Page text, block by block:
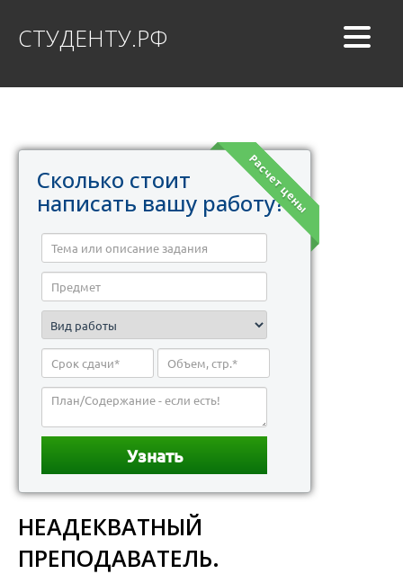
СТУДЕНТУ.РФ
Расчет цены
Сколько стоит
написать вашу работу?
НЕАДЕКВАТНЫЙ
ПРЕПОДАВАТЕЛЬ.